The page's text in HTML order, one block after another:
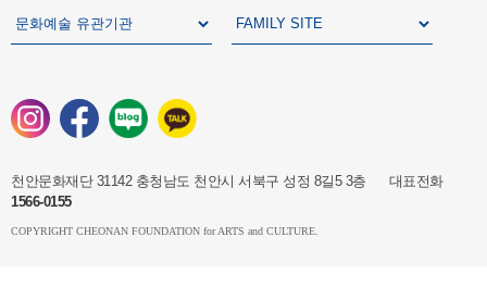
천안문화재단 31142 충청남도 천안시 서북구 성정 8길5 3층 대표전화
1566-0155
COPYRIGHT CHEONAN FOUNDATION for ARTS and CULTURE.